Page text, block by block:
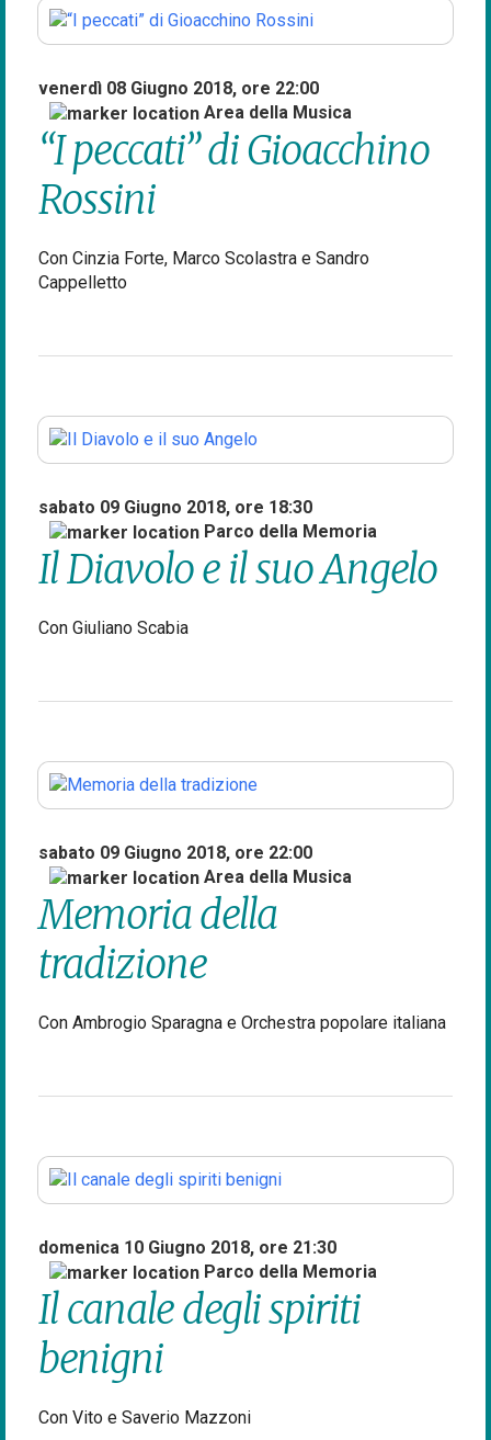
venerdì 08 Giugno 2018, ore 22:00
Area della Musica
“I peccati” di Gioacchino
Rossini
Con Cinzia Forte, Marco Scolastra e Sandro
Cappelletto
sabato 09 Giugno 2018, ore 18:30
Parco della Memoria
Il Diavolo e il suo Angelo
Con Giuliano Scabia
sabato 09 Giugno 2018, ore 22:00
Area della Musica
Memoria della
tradizione
Con Ambrogio Sparagna e Orchestra popolare italiana
domenica 10 Giugno 2018, ore 21:30
Parco della Memoria
Il canale degli spiriti
benigni
Con Vito e Saverio Mazzoni